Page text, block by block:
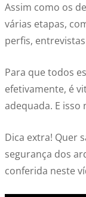
Assim como os
várias etapas,
perfis,
Para que todos
efetivamente, é
adequada. E
Dica extra! Quer
segurança dos
conferida neste